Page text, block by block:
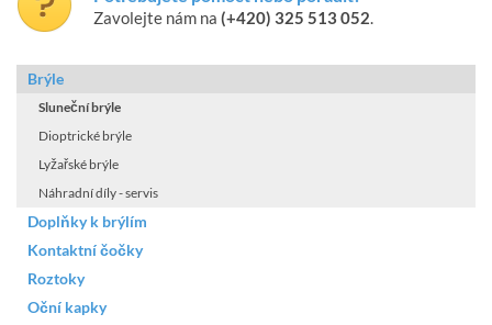
Zavolejte nám na (+420) 325 513 052.
Brýle
Sluneční brýle
Dioptrické brýle
Lyžařské brýle
Náhradní díly - servis
Doplňky k brýlím
Kontaktní čočky
Roztoky
Oční kapky